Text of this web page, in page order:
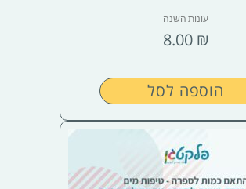
עונות השנה
8.00 ₪
הוספה לסל